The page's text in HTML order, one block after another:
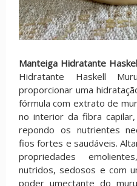
Manteiga Hidratante
Hidratante Haskell
proporcionar uma
fórmula com extrato de
no interior da fibra
repondo os nutrientes
fios fortes e saudáveis.
propriedades
nutridos, sedosos e com
poder umectante do